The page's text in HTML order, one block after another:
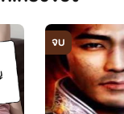
สง:อาวุธคือ คฑาเท
:อาวุธคือ หอกสีทอง
จบ